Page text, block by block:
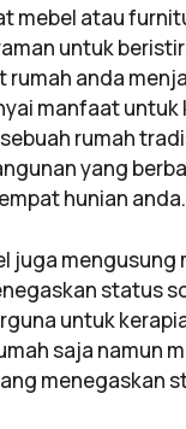
mebel atau
untuk
anda
manfaat untuk
rumah
yang
hunian anda.
juga mengusung
status
untuk
saja namun
menegaskan